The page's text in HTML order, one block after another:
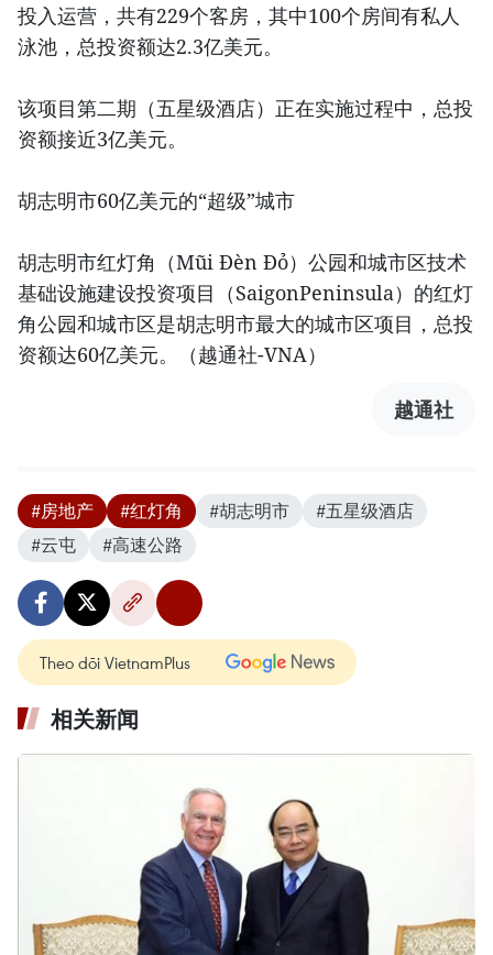
投入运营，共有229个客房，其中100个房间有私人
泳池，总投资额达2.3亿美元。
该项目第二期（五星级酒店）正在实施过程中，总投
资额接近3亿美元。
胡志明市60亿美元的“超级”城市
胡志明市红灯角（Mũi Đèn Đỏ）公园和城市区技术
基础设施建设投资项目（SaigonPeninsula）的红灯
角公园和城市区是胡志明市最大的城市区项目，总投
资额达60亿美元。（越通社-VNA）
越通社
#房地产 #红灯角 #胡志明市
#五星级酒店
#云屯
#高速公路
Theo dõi VietnamPlus
相关新闻